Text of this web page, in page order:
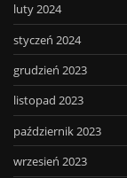
luty 2024
styczeń 2024
grudzień 2023
listopad 2023
październik 2023
wrzesień 2023